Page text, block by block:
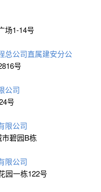
场1-14号
总公司直属建安分公
号
公司
号
限公司
碧园B栋
限公司
园一栋122号